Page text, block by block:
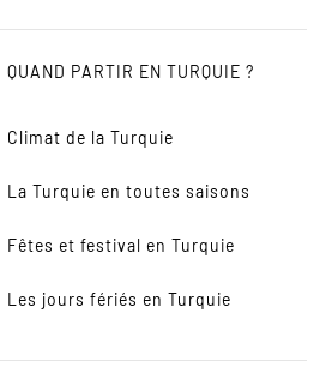
QUAND PARTIR EN TURQUIE ?
Climat de la Turquie
La Turquie en toutes saisons
Fêtes et festival en Turquie
Les jours fériés en Turquie